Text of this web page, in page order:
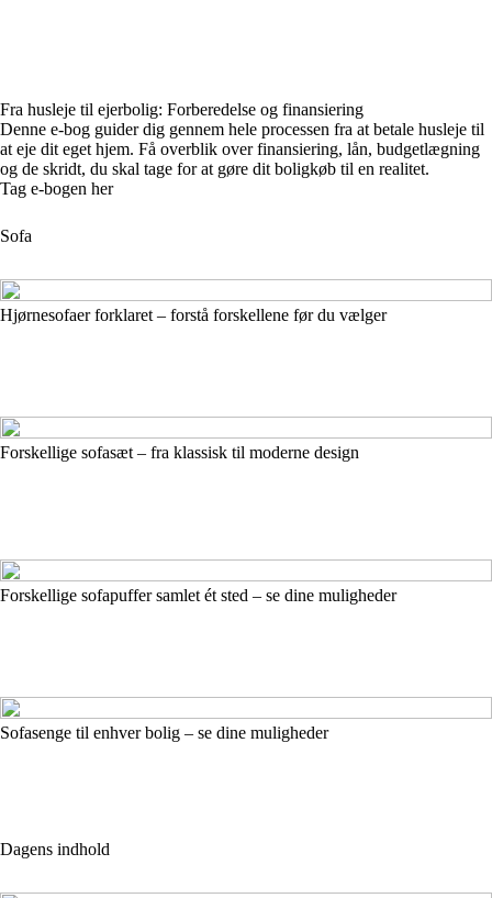
Fra husleje til ejerbolig: Forberedelse og finansiering
Denne e-bog guider dig gennem hele processen fra at betale husleje til
at eje dit eget hjem. Få overblik over finansiering, lån, budgetlægning
og de skridt, du skal tage for at gøre dit boligkøb til en realitet.
Tag e-bogen her
Sofa
Hjørnesofaer forklaret – forstå forskellene før du vælger
Forskellige sofasæt – fra klassisk til moderne design
Forskellige sofapuffer samlet ét sted – se dine muligheder
Sofasenge til enhver bolig – se dine muligheder
Dagens indhold